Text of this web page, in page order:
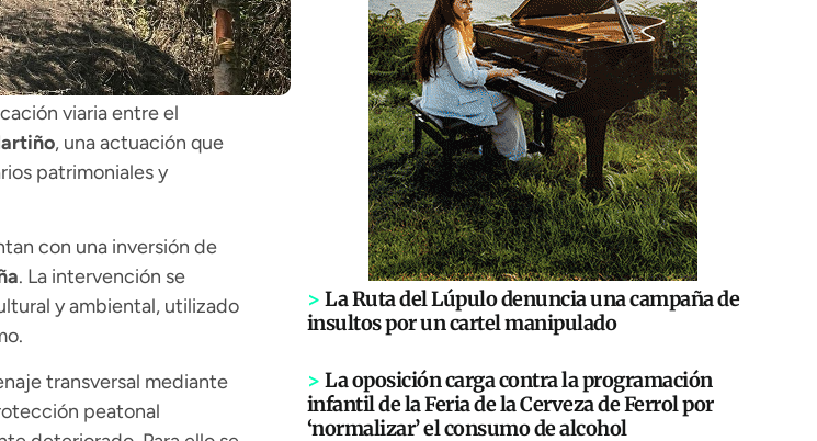
viaria entre el
, una actuación que
patrimoniales y
con una inversión de
. La intervención se
y ambiental, utilizado
transversal mediante
peatonal
> La Ruta del Lúpulo denuncia una campaña de
insultos por un cartel manipulado
> La oposición carga contra la programación
infantil de la Feria de la Cerveza de Ferrol por
‘normalizar’ el consumo de alcohol